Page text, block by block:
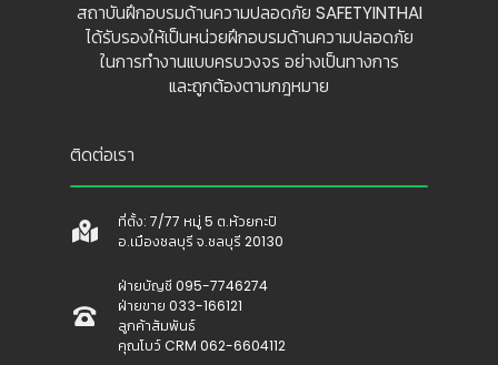
สถาบันฝึกอบรมด้านความปลอดภัย SAFETYINTHAI
ได้รับรองให้เป็นหน่วยฝึกอบรมด้านความปลอดภัย
ในการทำงานแบบครบวงจร อย่างเป็นทางการ
และถูกต้องตามกฎหมาย
ติดต่อเรา
ที่ตั้ง: 7/77 หมู่ 5 ต.ห้วยกะปิ
อ.เมืองชลบุรี จ.ชลบุรี 20130
ฝ่ายบัญชี 095-7746274
ฝ่ายขาย 033-166121
ลูกค้าสัมพันธ์
คุณโบว์ CRM 062-6604112